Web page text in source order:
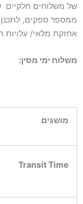
של משלוחים חלקיים
ממספר ספקים, לתכנן
אחזקת מלאי/ עלויות
משלוח ימי מסין:
מושגים
Transit Time